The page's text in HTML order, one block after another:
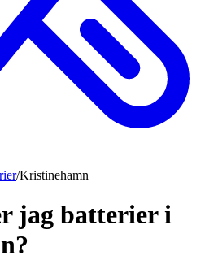
/Kristinehamn
jag batterieri
?